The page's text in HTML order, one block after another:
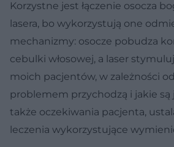
Korzystne jest łączenie osocza
lasera, bo wykorzystują one
mechanizmy: osocze pobudza
cebulki włosowej, a laser
moich pacjentów, w zależności
problemem przychodzą i jakie są
także oczekiwania pacjenta,
leczenia wykorzystujące